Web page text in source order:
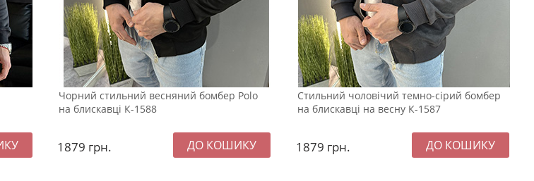
Чорний стильний весняний бомбер Polo
на блискавці К-1588
1879 грн.
Стильний чоловічий темно-сірий бомбер
на блискавці на весну К-1587
1879 грн.